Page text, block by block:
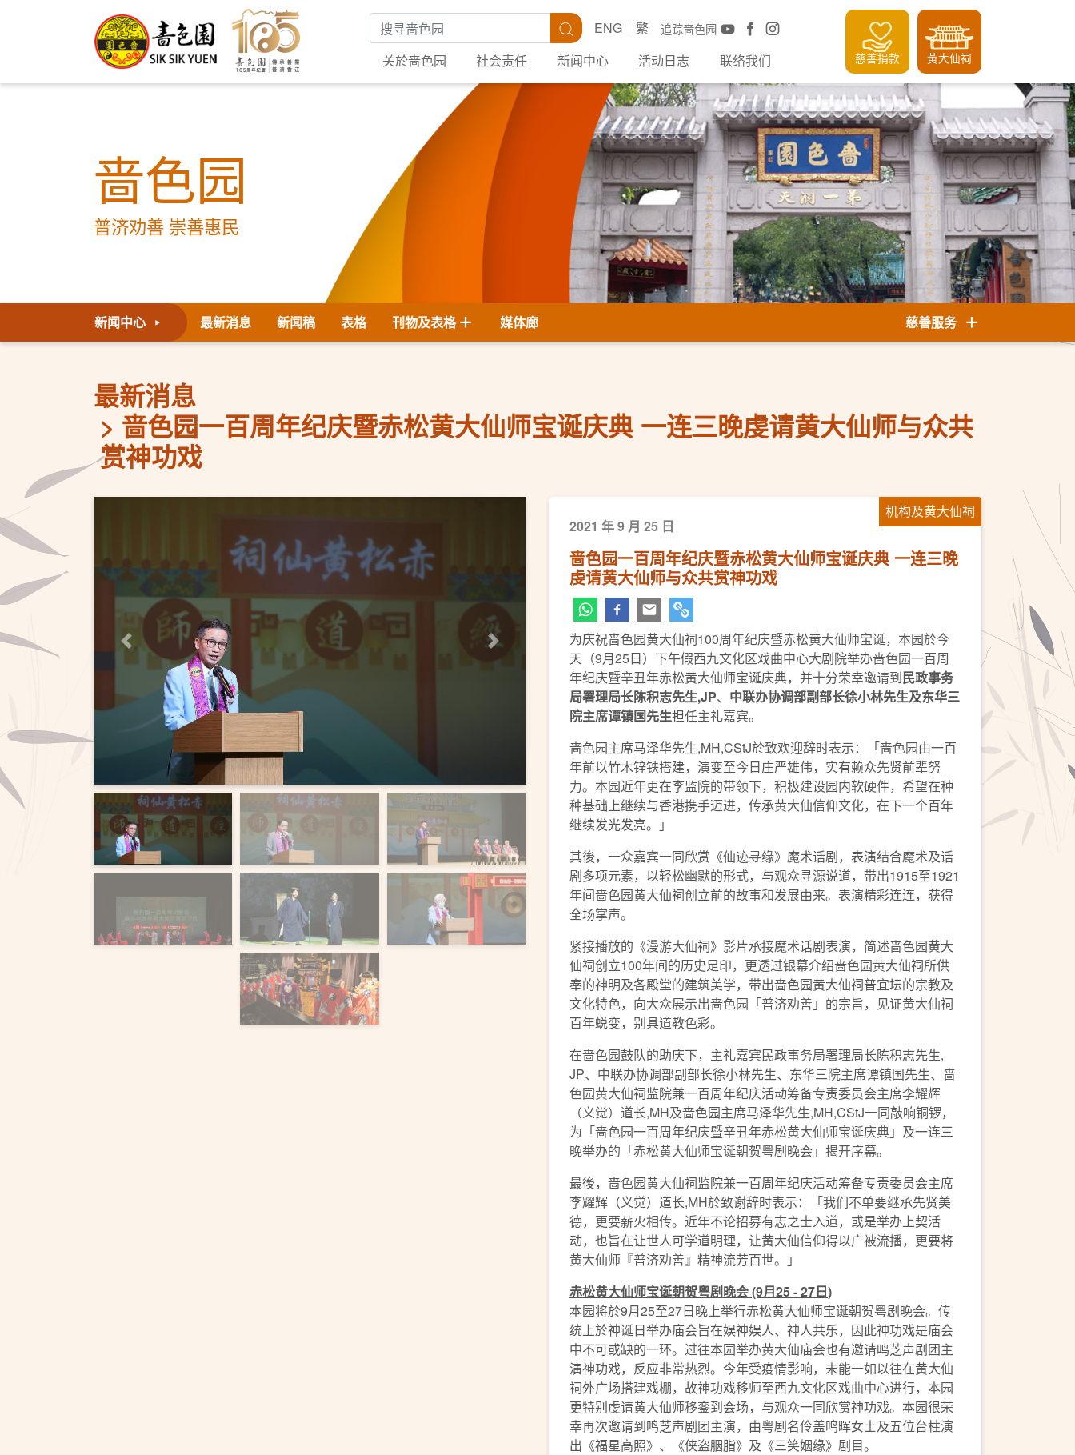
搜寻关键字 搜寻 追踪啬色园
ENG
繁
关於啬色园
社会责任 新闻中心 活动日志 联络我们 慈善捐款 黃大仙祠
啬色园
普济劝善 崇善惠民
新闻中心 最新消息 新闻稿 表格 刊物及表格 媒体廊 慈善服务
最新消息
啬色园一百周年纪庆暨赤松黄大仙师宝诞庆典 一连三晚虔请黄大仙师与众共
赏神功戏
上一页 下一页
机构及黄大仙祠
2021 年 9 月 25 日
啬色园一百周年纪庆暨赤松黄大仙师宝诞庆典 一连三晚
虔请黄大仙师与众共赏神功戏
为庆祝啬色园黄大仙祠100周年纪庆暨赤松黄大仙师宝诞，本园於今
天（9月25日）下午假西九文化区戏曲中心大剧院举办啬色园一百周
年纪庆暨辛丑年赤松黄大仙师宝诞庆典，并十分荣幸邀请到民政事务
局署理局长陈积志先生,JP、 中联办协调部副部长徐小林先生及东华三
院主席谭镇国先生担任主礼嘉宾。
啬色园主席马泽华先生,MH,CStJ於致欢迎辞时表示：「啬色园由一百
年前以竹木锌铁搭建，演变至今日庄严雄伟，实有赖众先贤前辈努
力。本园近年更在李监院的带领下，积极建设园内软硬件，希望在种
种基础上继续与香港携手迈进，传承黄大仙信仰文化，在下一个百年
继续发光发亮。」
其後，一众嘉宾一同欣赏《仙迹寻缘》魔术话剧，表演结合魔术及话
剧多项元素，以轻松幽默的形式，与观众寻源说道，带出1915至1921
年间啬色园黄大仙祠创立前的故事和发展由来。表演精彩连连，获得
全场掌声。
紧接播放的《漫游大仙祠》影片承接魔术话剧表演，简述啬色园黄大
仙祠创立100年间的历史足印，更透过银幕介绍啬色园黄大仙祠所供
奉的神明及各殿堂的建筑美学，带出啬色园黄大仙祠普宜坛的宗教及
文化特色，向大众展示出啬色园「普济劝善」的宗旨，见证黄大仙祠
百年蜕变，别具道教色彩。
在啬色园鼓队的助庆下，主礼嘉宾民政事务局署理局长陈积志先生,
JP、中联办协调部副部长徐小林先生、东华三院主席谭镇国先生、啬
色园黄大仙祠监院兼一百周年纪庆活动筹备专责委员会主席李耀辉
（义觉）道长,MH及啬色园主席马泽华先生,MH,CStJ一同敲响铜锣，
为「啬色园一百周年纪庆暨辛丑年赤松黄大仙师宝诞庆典」及一连三
晚举办的「赤松黄大仙师宝诞朝贺粤剧晚会」揭开序幕。
最後，啬色园黄大仙祠监院兼一百周年纪庆活动筹备专责委员会主席
李耀辉（义觉）道长,MH於致谢辞时表示：「我们不单要继承先贤美
德，更要薪火相传。近年不论招募有志之士入道，或是举办上契活
动，也旨在让世人可学道明理，让黄大仙信仰得以广被流播，更要将
黄大仙师『普济劝善』精神流芳百世。」
赤松黄大仙师宝诞朝贺粤剧晚会(9月25 - 27日)
本园将於9月25至27日晚上举行赤松黄大仙师宝诞朝贺粤剧晚会。传
统上於神诞日举办庙会旨在娱神娱人、神人共乐，因此神功戏是庙会
中不可或缺的一环。过往本园举办黄大仙庙会也有邀请鸣芝声剧团主
演神功戏，反应非常热烈。今年受疫情影响，未能一如以往在黄大仙
祠外广场搭建戏棚，故神功戏移师至西九文化区戏曲中心进行，本园
更特别虔请黄大仙师移銮到会场，与观众一同欣赏神功戏。本园很荣
幸再次邀请到鸣芝声剧团主演，由粤剧名伶盖鸣晖女士及五位台柱演
出《福星高照》、《侠盗胭脂》及《三笑姻缘》剧目。